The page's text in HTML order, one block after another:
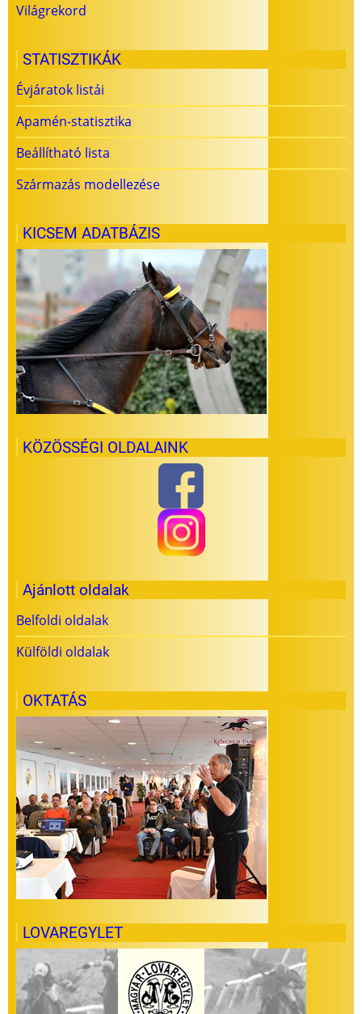
Világrekord
STATISZTIKÁK
Évjáratok listái
Apamén-statisztika
Beállítható lista
Származás modellezése
KICSEM ADATBÁZIS
KÖZÖSSÉGI OLDALAINK
Ajánlott oldalak
Belfoldi oldalak
Külföldi oldalak
OKTATÁS
LOVAREGYLET